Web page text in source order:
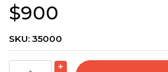
$900
SKU: 35000
+